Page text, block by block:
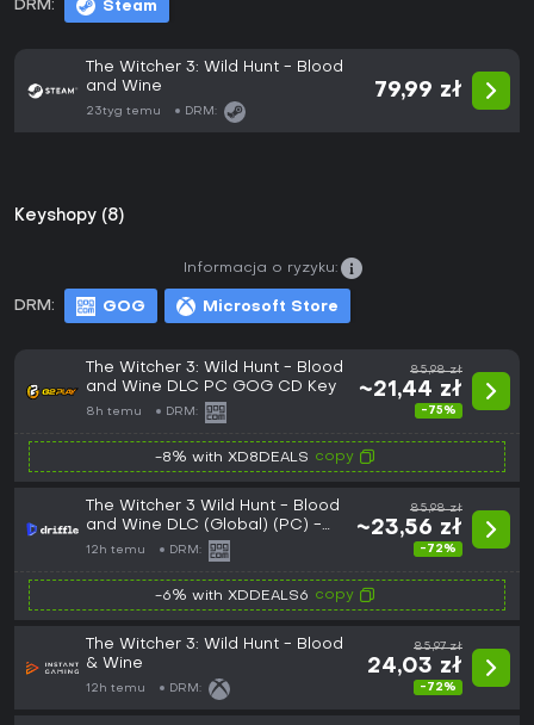
DRM: Steam
The Witcher 3: Wild Hunt - Blood
and Wine
23tyg temu DRM:
79,99 zł
Keyshopy (8)
DRM: GOG Microsoft Store
Informacja o ryzyku:
The Witcher 3: Wild Hunt - Blood
and Wine DLC PC GOG CD Key
8h temu DRM:
85,98 zł
~21,44 zł
-75%
-8% with XD8DEALS copy
The Witcher 3 Wild Hunt - Blood
and Wine DLC (Global) (PC) -
GOG - Digital Key
12h temu DRM:
85,98 zł
~23,56 zł
-72%
-6% with XDDEALS6 copy
The Witcher 3: Wild Hunt - Blood
& Wine
12h temu DRM:
85,97 zł
24,03 zł
-72%